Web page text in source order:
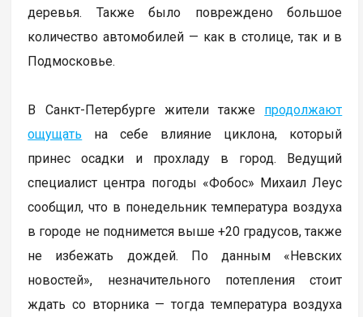
деревья. Также было повреждено большое
количество автомобилей — как в столице, так и в
Подмосковье.
В Санкт-Петербурге жители также продолжают
ощущать на себе влияние циклона, который
принес осадки и прохладу в город. Ведущий
специалист центра погоды «Фобос» Михаил Леус
сообщил, что в понедельник температура воздуха
в городе не поднимется выше +20 градусов, также
не избежать дождей. По данным «Невских
новостей», незначительного потепления стоит
ждать со вторника — тогда температура воздуха